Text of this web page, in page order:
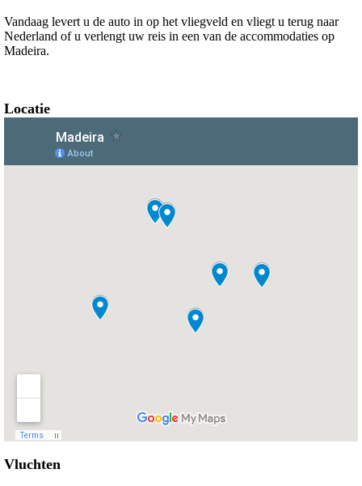
Vandaag levert u de auto in op het vliegveld en vliegt u terug naar
Nederland of u verlengt uw reis in een van de accommodaties op
Madeira.
Locatie
Vluchten